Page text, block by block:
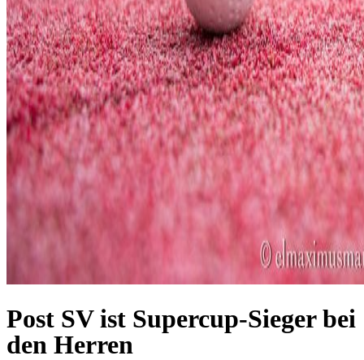
Post SV ist Supercup-Sieger bei
den Herren